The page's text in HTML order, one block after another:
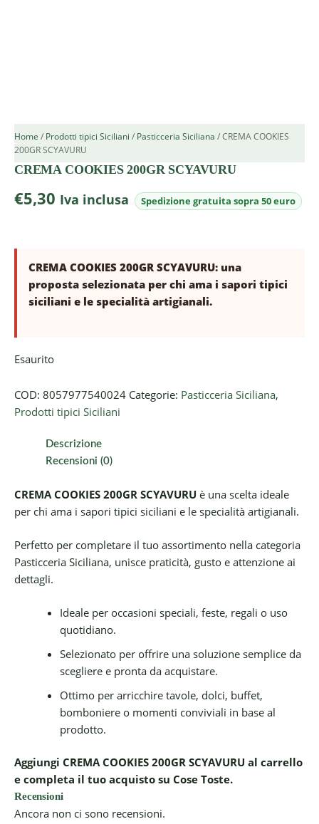
Home / Prodotti tipici Siciliani / Pasticceria Siciliana / CREMA COOKIES
200GR SCYAVURU
CREMA COOKIES 200GR SCYAVURU
€5,30 Iva inclusa
CREMA COOKIES 200GR SCYAVURU: una
proposta selezionata per chi ama i sapori tipici
siciliani e le specialità artigianali.
Esaurito
COD: 8057977540024 Categorie: Pasticceria Siciliana,
Prodotti tipici Siciliani
Descrizione
Recensioni (0)
CREMA COOKIES 200GR SCYAVURU è una scelta ideale
per chi ama i sapori tipici siciliani e le specialità artigianali.
Perfetto per completare il tuo assortimento nella categoria
Pasticceria Siciliana, unisce praticità, gusto e attenzione ai
dettagli.
Ideale per occasioni speciali, feste, regali o uso
quotidiano.
Selezionato per offrire una soluzione semplice da
scegliere e pronta da acquistare.
Ottimo per arricchire tavole, dolci, buffet,
bomboniere o momenti conviviali in base al
prodotto.
Aggiungi CREMA COOKIES 200GR SCYAVURU al carrello
e completa il tuo acquisto su Cose Toste.
Recensioni
Ancora non ci sono recensioni.